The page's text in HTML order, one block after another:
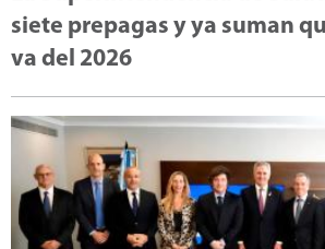
siete prepagas y ya suman
va del 2026